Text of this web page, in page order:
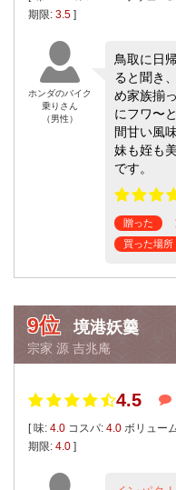
期限: 3.5 ]
ホンダのバイク
乗りさん
（男性）
鳥取に日
ると聞き
め家族揃
にフワ〜
間甘い風
妹も姪も
です。
贈った
買った場所
9位 境港妖羹
宗家 源 吉兆庵
4.5
[ 味: 4.0 コスパ: 4.0 ボリュー
期限: 4.0 ]